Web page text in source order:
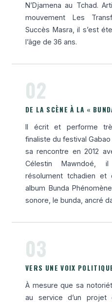
N’Djamena au Tchad.
mouvement Les
Succès Masra, il s’est
l’âge de 36 ans.
02
DE LA SCÈNE À LA «
Il écrit et performe
finaliste du festival
sa rencontre en 2012
Célestin Mawndoé,
résolument tchadien et
album Bunda
sonore, le bunda, ancré
03
VERS UNE VOIX
À mesure que sa
au service d’un